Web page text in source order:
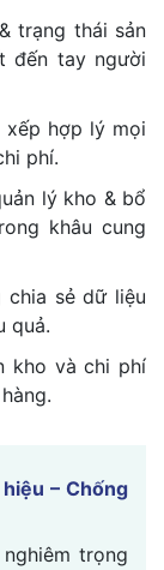
trạng thái sản
đến tay người
xếp hợp lý mọi
phí.
lý kho & bổ
khâu cung
chia sẻ dữ liệu
quả.
kho và chi phí
– Chống
trọng